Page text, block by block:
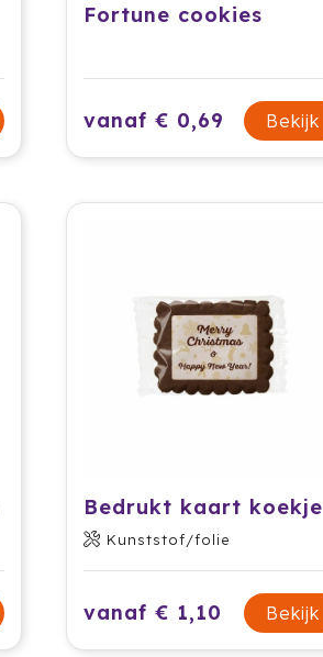
Fortune cookies
vanaf € 0,69 Bekijk
Bedrukt kaart koekje
Kunststof/folie
vanaf € 1,10 Bekijk